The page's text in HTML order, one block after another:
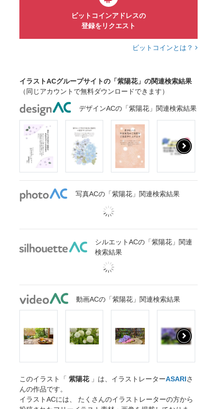
ビットコインアドレスの
登録をリクエスト
ビットコインとは？
イラストACグループサイトの「紫陽花」の関連検索結果
（同じアカウントで無料ダウンロードできます）
デザインACの「紫陽花」関連検索結果
写真ACの「紫陽花」関連検索結果
シルエットACの「紫陽花」関連
検索結果
動画ACの「紫陽花」関連検索結果
このイラスト「 紫陽花」は、イラストレーターASARIさ
んの作品です。
イラストACには、 たくさんのイラストレーターの方から